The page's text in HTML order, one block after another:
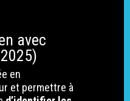
to close
avec
en
et permettre à